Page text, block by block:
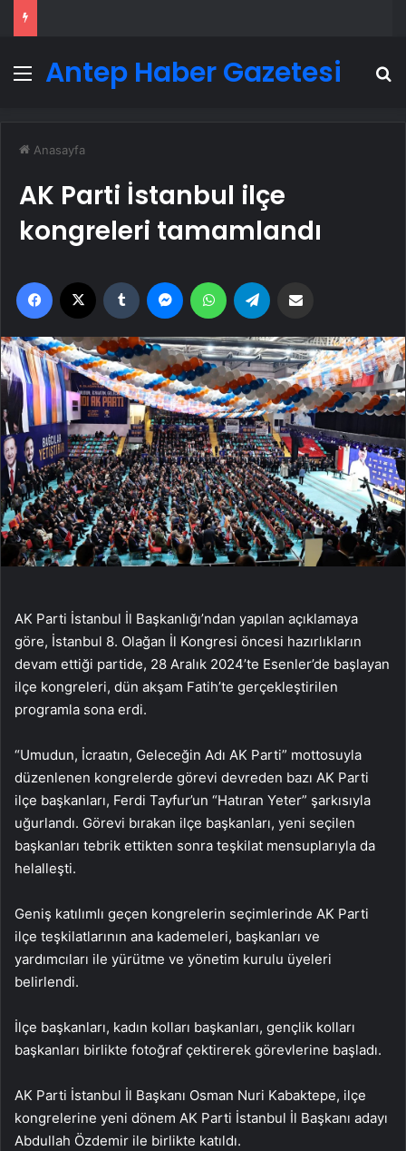
Menü
Antep Haber Gazetesi
Anasayfa
AK Parti İstanbul ilçe
kongreleri tamamlandı
Facebook Tumblr MessengerWhatsApp
AK Parti İstanbul İl Başkanlığı’ndan yapılan açıklamaya
göre, İstanbul 8. Olağan İl Kongresi öncesi hazırlıkların
devam ettiği partide, 28 Aralık 2024’te Esenler’de başlayan
ilçe kongreleri, dün akşam Fatih’te gerçekleştirilen
programla sona erdi.
“Umudun, İcraatın, Geleceğin Adı AK Parti” mottosuyla
düzenlenen kongrelerde görevi devreden bazı AK Parti
ilçe başkanları, Ferdi Tayfur’un “Hatıran Yeter” şarkısıyla
uğurlandı. Görevi bırakan ilçe başkanları, yeni seçilen
başkanları tebrik ettikten sonra teşkilat mensuplarıyla da
helalleşti.
Geniş katılımlı geçen kongrelerin seçimlerinde AK Parti
ilçe teşkilatlarının ana kademeleri, başkanları ve
yardımcıları ile yürütme ve yönetim kurulu üyeleri
belirlendi.
İlçe başkanları, kadın kolları başkanları, gençlik kolları
başkanları birlikte fotoğraf çektirerek görevlerine başladı.
AK Parti İstanbul İl Başkanı Osman Nuri Kabaktepe, ilçe
kongrelerine yeni dönem AK Parti İstanbul İl Başkanı adayı
Abdullah Özdemir ile birlikte katıldı.